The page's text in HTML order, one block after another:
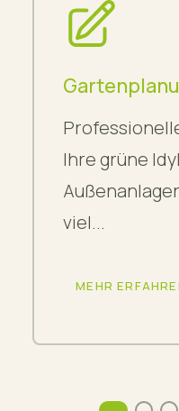
Ihre grüne
viel...
MEHR